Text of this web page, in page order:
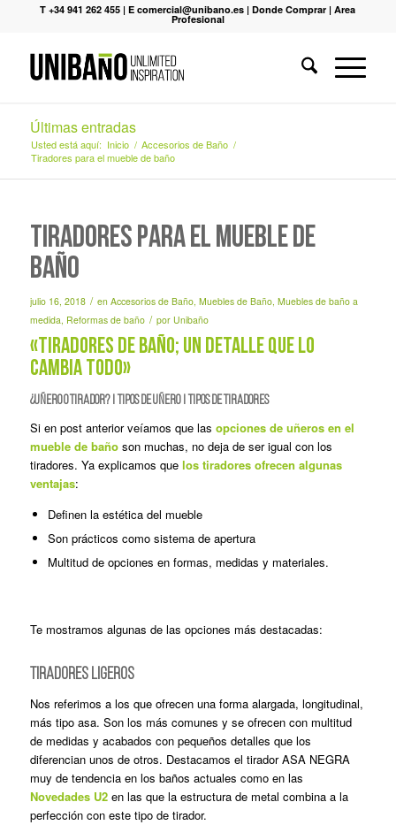
T +34 941 262 455 |E comercial@unibano.es |Donde Comprar |Area
Profesional
Últimas entradas
Usted está aquí: Inicio / Accesorios de Baño /
Tiradores para el mueble de baño
Tiradores para el mueble de
baño
julio 16, 2018 / en Accesorios de Baño, Muebles de Baño, Muebles de baño a
medida, Reformas de baño / por Unibaño
«Tiradores de baño; un detalle que lo
cambia todo»
¿Uñero o tirador?| Tipos de uñero| Tipos de tiradores
Si en post anterior veíamos que las opciones de uñeros en el
mueble de baño son muchas, no deja de ser igual con los
tiradores. Ya explicamos quelos tiradores ofrecen algunas
ventajas:
Definen la estética del mueble
Son prácticos como sistema de apertura
Multitud de opciones en formas, medidas y materiales.
Te mostramos algunas de las opciones más destacadas:
TIRADORES LIGEROS
Nos referimos a los que ofrecen una forma alargada, longitudinal,
más tipo asa. Son los más comunes y se ofrecen con multitud
de medidas y acabados con pequeños detalles que los
diferencian unos de otros. Destacamos el tirador ASA NEGRA
muy de tendencia en los baños actuales como en las
Novedades U2 en las que la estructura de metal combina a la
perfección con este tipo de tirador.